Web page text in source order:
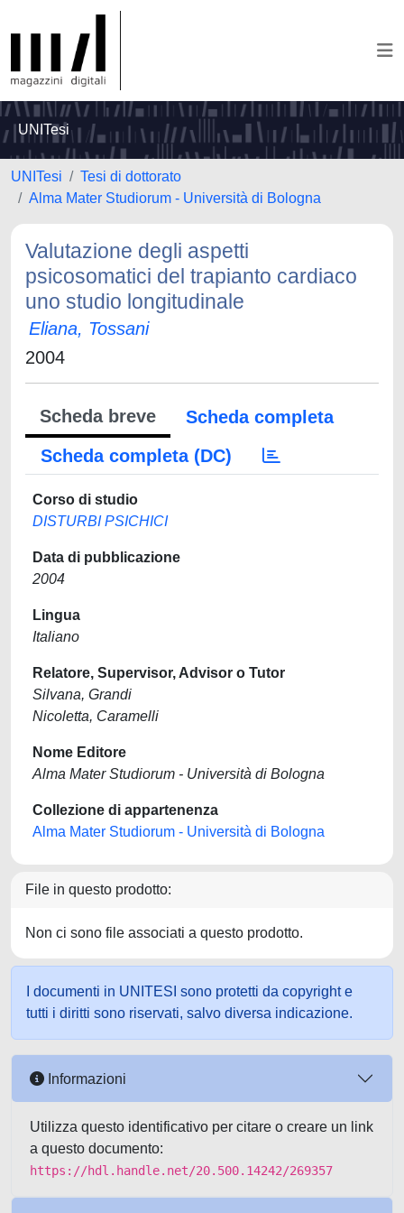
UNITesi
UNITesi
Tesi di dottorato
Alma Mater Studiorum - Università di Bologna
Valutazione degli aspetti
psicosomatici del trapianto cardiaco
uno studio longitudinale
Eliana, Tossani
2004
Scheda breve
Scheda completa
Scheda completa (DC)
Corso di studio
DISTURBI PSICHICI
Data di pubblicazione
2004
Lingua
Italiano
Relatore, Supervisor, Advisor o Tutor
Silvana, Grandi
Nicoletta, Caramelli
Nome Editore
Alma Mater Studiorum - Università di Bologna
Collezione di appartenenza
Alma Mater Studiorum - Università di Bologna
File in questo prodotto:
Non ci sono file associati a questo prodotto.
I documenti in UNITESI sono protetti da copyright e
tutti i diritti sono riservati, salvo diversa indicazione.
Informazioni
Utilizza questo identificativo per citare o creare un link
a questo documento:
https://hdl.handle.net/20.500.14242/269357